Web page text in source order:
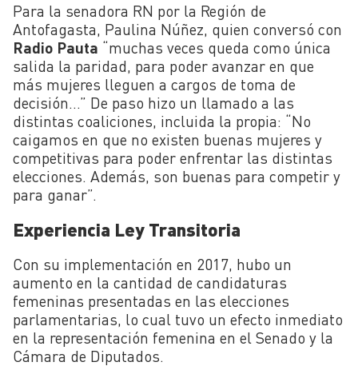
Para la senadora RN por la Región de
Antofagasta, Paulina Núñez, quien conversó con
Radio Pauta “muchas veces queda como única
salida la paridad, para poder avanzar en que
más mujeres lleguen a cargos de toma de
decisión…” De paso hizo un llamado a las
distintas coaliciones, incluida la propia: “No
caigamos en que no existen buenas mujeres y
competitivas para poder enfrentar las distintas
elecciones. Además, son buenas para competir y
para ganar”.
Experiencia Ley Transitoria
Con su implementación en 2017, hubo un
aumento en la cantidad de candidaturas
femeninas presentadas en las elecciones
parlamentarias, lo cual tuvo un efecto inmediato
en la representación femenina en el Senado y la
Cámara de Diputados.